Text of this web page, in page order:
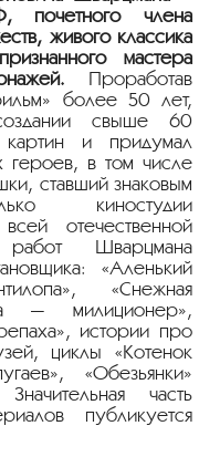
почетного члена
живого классика
мастера
Проработав
более 50 лет,
свыше 60
и придумал
героев, в том числе
ставший знаковым
киностудии
отечественной
работ Шварцмана
: «Аленький
«Снежная
— милиционер»,
истории про
циклы «Котенок
«Обезьянки»
часть
публикуется